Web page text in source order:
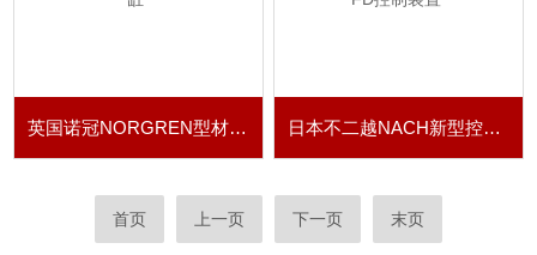
英国诺冠NORGREN型材气缸 日本不二越NACH新型控制器 FD控制装置
首页 上一页 下一页 末页